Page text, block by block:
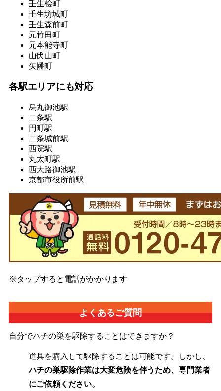
壬生桧町
壬生坊城町
壬生森前町
元竹田町
元本能寺町
山伏山町
矢幡町
各駅エリアにも対応
烏丸御池駅
二条駅
円町駅
二条城前駅
西院駅
丸太町駅
西大路御池駅
京都市役所前駅
※タップすると電話がかかります
よくあるご質問
自分でハチの巣を駆除することはできますか？
道具を購入して駆除することは可能です。しかし、
ハチの巣駆除作業は大変危険を伴うため、専門業者
にご依頼ください。